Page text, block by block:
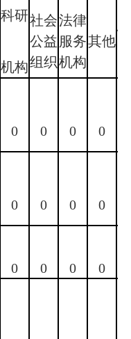
科研
机构
社会
公益
组织
法律
服务
机构
其他
0 0 0 0
0 0 0 0
0 0 0 0